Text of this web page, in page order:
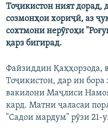
Тоҷикистон ният дорад,
созмонҳои хориҷӣ, аз
сохтмони нерӯгоҳи
қарз бигирад.
Файзиддин Қаҳҳорзода,
Тоҷикистон, дар ин бора
вакилони Маҷлиси
кард. Матни ҷаласаи
"Садои мардум" рӯзи 21-